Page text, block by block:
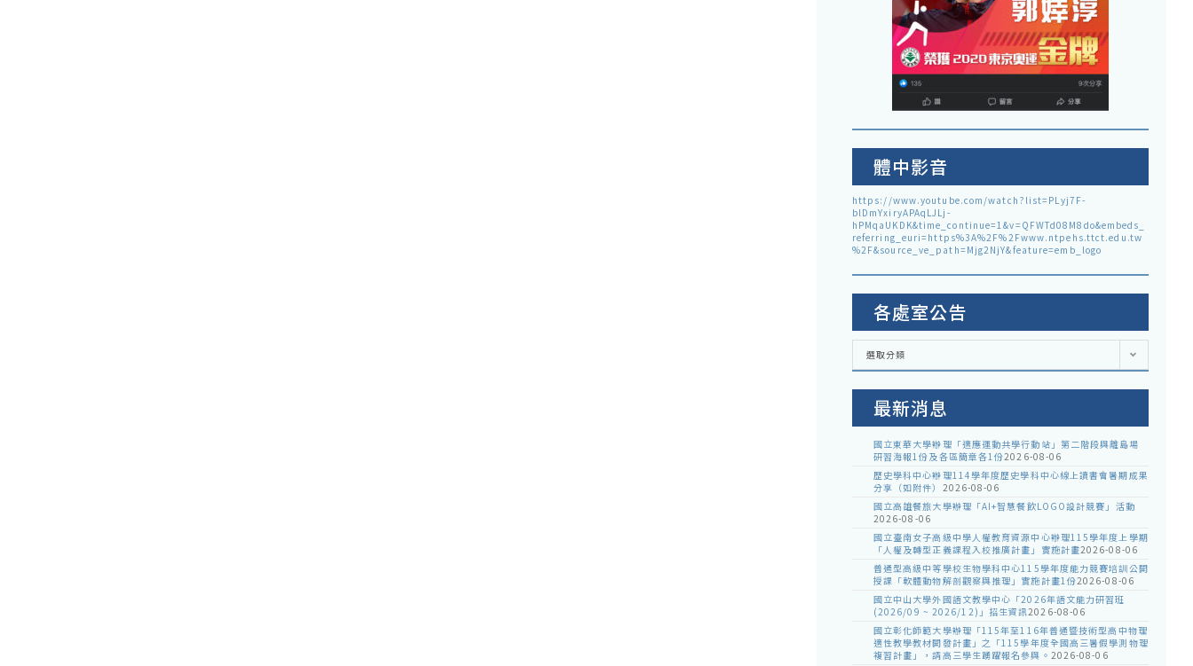
體中影音
https://www.youtube.com/watch?list=PLyj7F-
blDmYxiryAPAqLJLj-
hPMqaUKDK&time_continue=1&v=QFWTd08M8do&embeds_
referring_euri=https%3A%2F%2Fwww.ntpehs.ttct.edu.tw
%2F&source_ve_path=Mjg2NjY&feature=emb_logo
各處室公告
各
室
選取分類
最新消息
國立東華大學辦理「適應運動共學行動站」第二階段與離島場
研習海報1份及各區簡章各1份2026-08-06
歷史學科中心辦理114學年度歷史學科中心線上讀書會暑期成果
分享（如附件） 2026-08-06
國立高雄餐旅大學辦理「AI+智慧餐飲LOGO設計競賽」活動
2026-08-06
國立臺南女子高級中學人權教育資源中心辦理115學年度上學期
「人權及轉型正義課程入校推廣計畫」實施計畫2026-08-06
普通型高級中等學校生物學科中心115學年度能力競賽培訓公開
授課「軟體動物解剖觀察與推理」實施計畫1份2026-08-06
國立中山大學外國語文教學中心「2026年語文能力研習班
(2026/09 ~ 2026/12)」招生資訊2026-08-06
國立彰化師範大學辦理「115年至116年普通暨技術型高中物理
適性教學教材開發計畫」之「115學年度全國高三暑假學測物理
複習計畫」，請高三學生踴躍報名參與。 2026-08-06